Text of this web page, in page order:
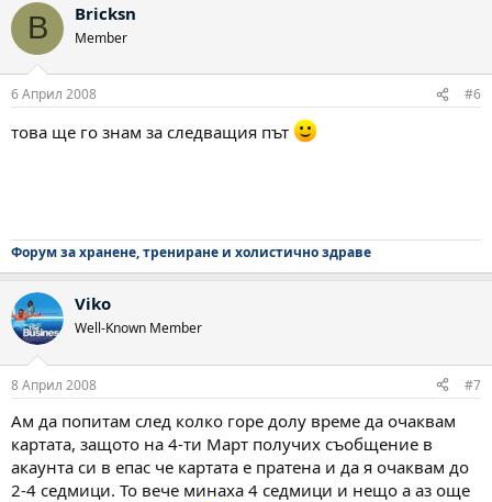
B Bricksn
Member
6 Април 2008 #6
това ще го знам за следващия път
Форум за хранене, трениране и холистично здраве
Viko
Well-Known Member
8 Април 2008 #7
Ам да попитам след колко горе долу време да очаквам
картата, защото на 4-ти Март получих съобщение в
акаунта си в епас че картата е пратена и да я очаквам до
2-4 седмици. То вече минаха 4 седмици и нещо а аз още